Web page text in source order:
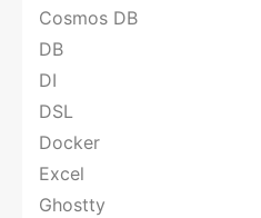
Cosmos DB
DB
DI
DSL
Docker
Excel
Ghostty